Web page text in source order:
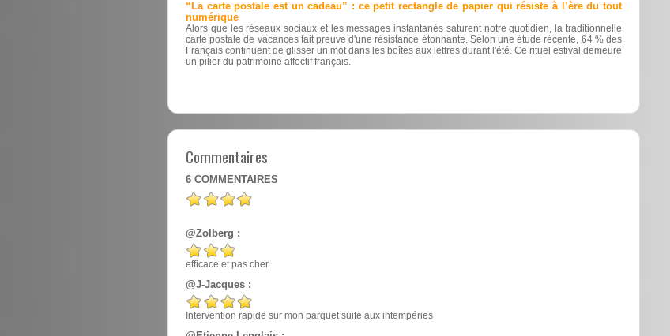
“La carte postale est un cadeau” : ce petit rectangle de papier qui résiste à l’ère du tout
numérique
Alors que les réseaux sociaux et les messages instantanés saturent notre quotidien, la traditionnelle
carte postale de vacances fait preuve d'une résistance étonnante. Selon une étude récente, 64 % des
Français continuent de glisser un mot dans les boîtes aux lettres durant l'été. Ce rituel estival demeure
un pilier du patrimoine affectif français.
Commentaires
6 COMMENTAIRES
@Zolberg :
efficace et pas cher
@J-Jacques :
Intervention rapide sur mon parquet suite aux intempéries